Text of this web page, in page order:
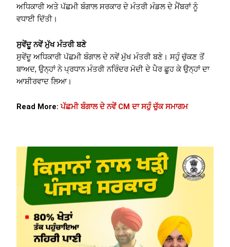
ਅਧਿਕਾਰੀ ਅਤੇ ਪੱਛਮੀ ਬੰਗਾਲ ਸਰਕਾਰ ਦੇ ਮੰਤਰੀ ਮੰਡਲ ਦੇ ਮੈਂਬਰਾਂ ਨੂੰ
ਵਧਾਈ ਦਿੱਤੀ।
ਸੁਵੇਂਦੂ ਨਵੇਂ ਮੁੱਖ ਮੰਤਰੀ ਬਣੇ
ਸੁਵੇਂਦੂ ਅਧਿਕਾਰੀ ਪੱਛਮੀ ਬੰਗਾਲ ਦੇ ਨਵੇਂ ਮੁੱਖ ਮੰਤਰੀ ਬਣੇ। ਸਹੁੰ ਚੁੱਕਣ ਤੋਂ
ਬਾਅਦ, ਉਨ੍ਹਾਂ ਨੇ ਪ੍ਰਧਾਨ ਮੰਤਰੀ ਨਰਿੰਦਰ ਮੋਦੀ ਦੇ ਪੈਰ ਛੂਹ ਕੇ ਉਨ੍ਹਾਂ ਦਾ
ਆਸ਼ੀਰਵਾਦ ਲਿਆ।
Read More:ਪੱਛਮੀ ਬੰਗਾਲ ਦੇ ਨਵੇਂ CM ਦਾ ਸਹੁੰ ਚੁੱਕ ਸਮਾਗਮ